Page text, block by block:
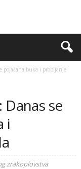
pojačana buka i probijanje
se
i
zrakoplovstva